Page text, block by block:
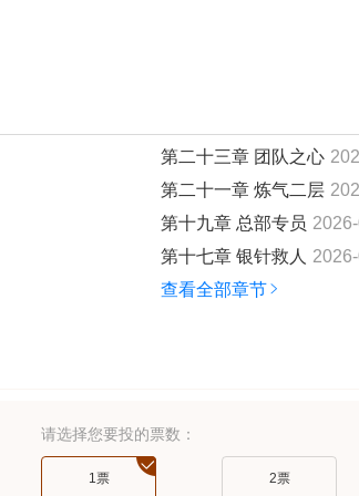
第二十三章 团队之心
第二十一章 炼气二层
第十九章 总部专员
第十七章 银针救人
查看全部章节
请选择您要投的票数：
1票 2票